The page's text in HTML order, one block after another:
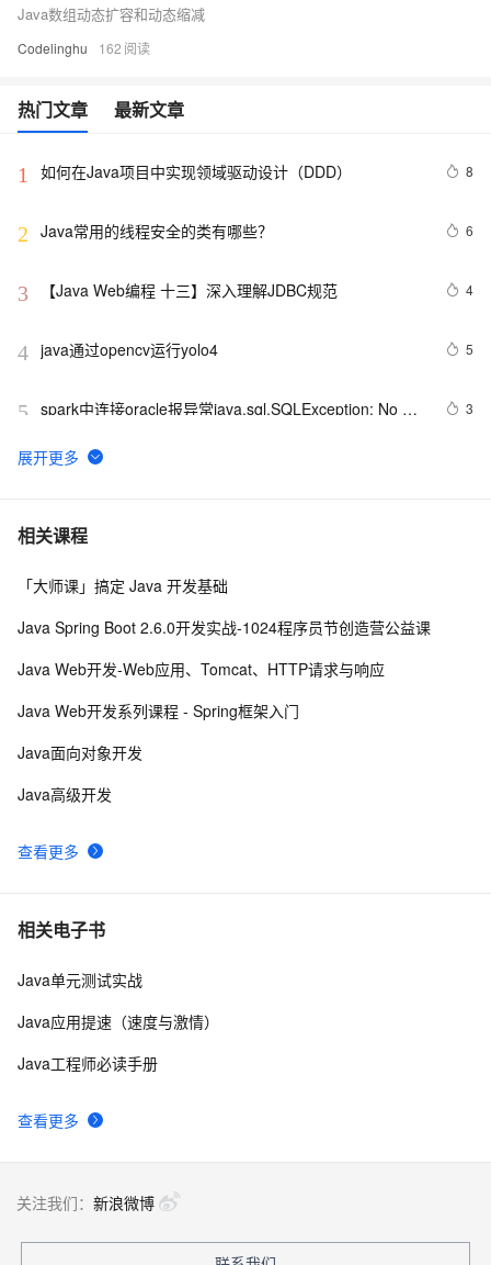
Java数组动态扩容和动态缩减
Codelinghu 162
热门文章 最新文章
1 如何在Java项目中实现领域驱动设计（DDD） 8
2 Java常用的线程安全的类有哪些？ 6
3 【Java Web编程 十三】深入理解JDBC规范 4
4 java通过opencv运行yolo4 5
5 spark中连接oracle报异常java.sql.SQLException: No
3
6 二叉树 - 建立与遍历使用Java
7 Java 图书管理系统详解
8 Kubernetes官方java客户端之七：patch操作
10java 中的多线程   内部类实现 数据共享 和 Runnable实
相关课程
查看更多
「大师课」搞定 Java 开发基础
Java Spring Boot 2.6.0开发实战-1024程序员节创造营公益课
Java Web开发-Web应用、Tomcat、HTTP请求与响应
Java Web开发系列课程 - Spring框架入门
Java面向对象开发
Java高级开发
相关电子书
查看更多
Java单元测试实战
Java应用提速（速度与激情）
Java工程师必读手册
关注我们： 新浪微博